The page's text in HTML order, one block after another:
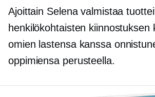
Ajoittain Selena valmistaa
henkilökohtaisten kiinnostuksen
omien lastensa kanssa
oppimiensa perusteella.